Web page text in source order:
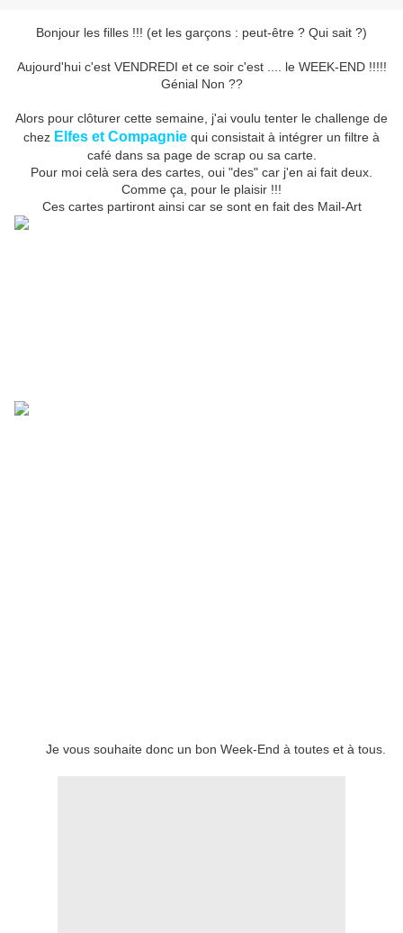
Bonjour les filles !!! (et les garçons : peut-être ? Qui sait ?)
Aujourd'hui c'est VENDREDI et ce soir c'est .... le WEEK-END !!!!!
Génial Non ??
Alors pour clôturer cette semaine, j'ai voulu tenter le challenge de
chez Elfes et Compagnie qui consistait à intégrer un filtre à
café dans sa page de scrap ou sa carte.
Pour moi celà sera des cartes, oui "des" car j'en ai fait deux.
Comme ça, pour le plaisir !!!
Ces cartes partiront ainsi car se sont en fait des Mail-Art
Je vous souhaite donc un bon Week-End à toutes et à tous.